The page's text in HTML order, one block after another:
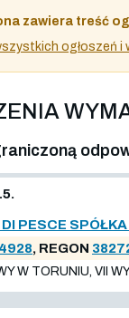
zawiera treść
ogłoszeń
PESCE
, REGON
W TORUNIU, VII